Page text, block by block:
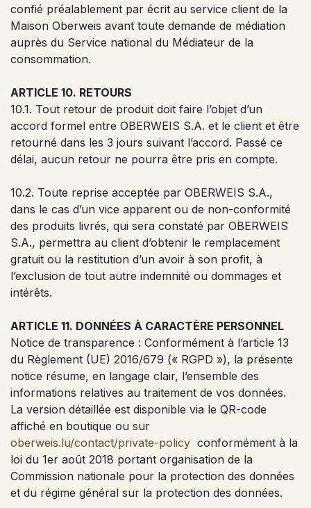
confié préalablement par écrit au service client de la
Maison Oberweis avant toute demande de médiation
auprès du Service national du Médiateur de la
consommation.
ARTICLE 10. RETOURS
10.1. Tout retour de produit doit faire l’objet d’un
accord formel entre OBERWEIS S.A. et le client et être
retourné dans les 3 jours suivant l’accord. Passé ce
délai, aucun retour ne pourra être pris en compte.
10.2. Toute reprise acceptée par OBERWEIS S.A.,
dans le cas d’un vice apparent ou de non-conformité
des produits livrés, qui sera constaté par OBERWEIS
S.A., permettra au client d’obtenir le remplacement
gratuit ou la restitution d’un avoir à son profit, à
l’exclusion de tout autre indemnité ou dommages et
intérêts.
ARTICLE 11. DONNÉES À CARACTÈRE PERSONNEL
Notice de transparence : Conformément à l’article 13
du Règlement (UE) 2016/679 (« RGPD »), la présente
notice résume, en langage clair, l’ensemble des
informations relatives au traitement de vos données.
La version détaillée est disponible via le QR-code
affiché en boutique ou sur
oberweis.lu/contact/private-policy conformément à la
loi du 1er août 2018 portant organisation de la
Commission nationale pour la protection des données
et du régime général sur la protection des données.